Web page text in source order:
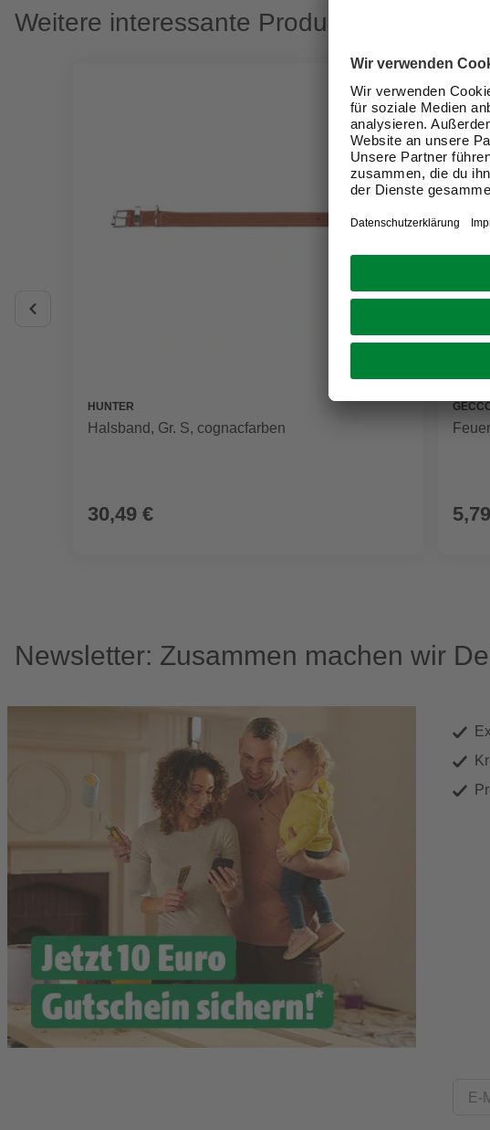
Weitere interessante Produkte
HUNTER
Halsband, Gr. S, cognacfarben
30,49 €
Newsletter: Zusammen machen wir
E-